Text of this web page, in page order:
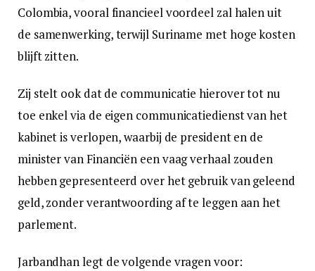
Colombia, vooral financieel voordeel zal halen uit
de samenwerking, terwijl Suriname met hoge kosten
blijft zitten.
Zij stelt ook dat de communicatie hierover tot nu
toe enkel via de eigen communicatiedienst van het
kabinet is verlopen, waarbij de president en de
minister van Financiën een vaag verhaal zouden
hebben gepresenteerd over het gebruik van geleend
geld, zonder verantwoording af te leggen aan het
parlement.
Jarbandhan legt de volgende vragen voor: